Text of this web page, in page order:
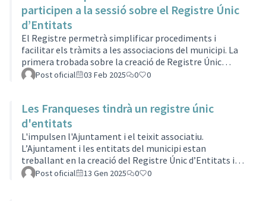
les Franqueses.La sessió la va conduir la Fundació Ferrer
i Guàrdia, l’entitat que està acompanyant l’Ajuntament
en a…
participen a la sessió sobre el Registre Únic
d’Entitats
El Registre permetrà simplificar procediments i
facilitar els tràmits a les associacions del municipi. La
primera trobada sobre la creació de Registre Únic
d’Entitats s’ha tancat amb més d’una cinquantena de
d’associacions, de col·lectius i d’entitats que conformen
el teixit associatiu del municipi.La sessió ha estat
conduïda per la Fundació Ferrer i Guàrdia, l’ens que, a
través de la Di…
Post oficial 03 Feb 2025 0 0
Les Franqueses tindrà un registre únic
d'entitats
L'impulsen l'Ajuntament i el teixit associatiu.
L’Ajuntament i les entitats del municipi estan
treballant en la creació del Registre Únic d’Entitats i
Altres Formes d’Acció Col·lectiva. Es tracta d'un
Post oficial 13 Gen 2025 0 0